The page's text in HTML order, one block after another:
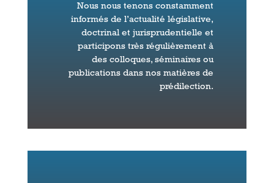
Nous nous tenons constamment
informés de l’actualité législative,
doctrinal et jurisprudentielle et
participons très régulièrement à
des colloques, séminaires ou
publications dans nos matières de
prédilection.